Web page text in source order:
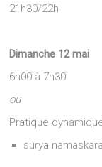
21h30/22h
Dimanche 12 mai
6h00 à 7h30
ou
Pratique
surya